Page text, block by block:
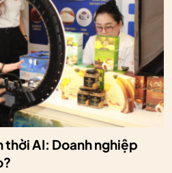
AI: Doanh nghiệp